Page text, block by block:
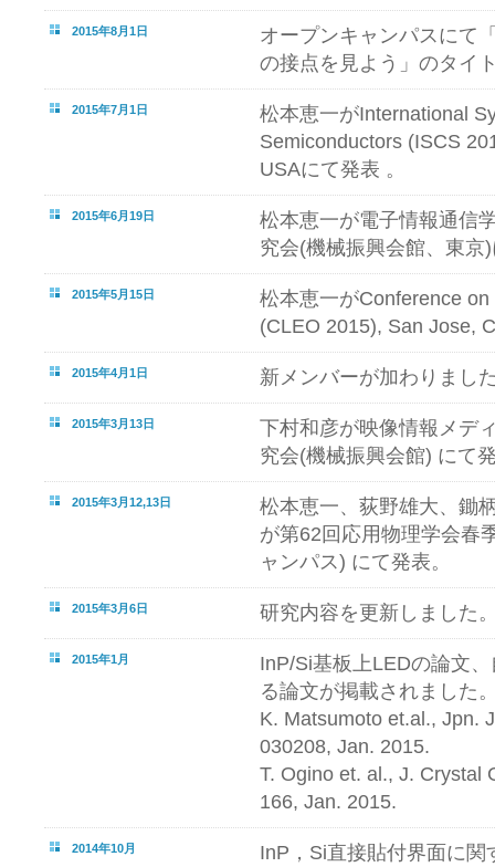
2015年8月1日
オープンキャンパスにて
の接点を見よう」のタイ
2015年7月1日
松本恵一がInternational
Semiconductors (ISCS
USAにて発表 。
2015年6月19日
松本恵一が電子情報通信
究会(機械振興会館、東京
2015年5月15日
松本恵一がConference
(CLEO 2015), San Jose,
2015年4月1日 新メンバーが加わりまし
2015年3月13日
下村和彦が映像情報メデ
究会(機械振興会館) にて
2015年3月12,13日
松本恵一、荻野雄大、鋤
が第62回応用物理学会春
ャンパス) にて発表。
2015年3月6日 研究内容を更新しました
2015年1月
InP/Si基板上LEDの論文
る論文が掲載されました
K. Matsumoto et.al., Jpn.
030208, Jan. 2015.
T. Ogino et. al., J. Crystal
166, Jan. 2015.
2014年10月
InP，Si直接貼付界面に